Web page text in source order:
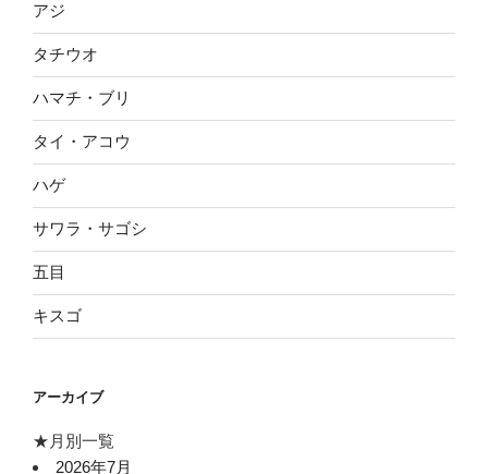
アジ
タチウオ
ハマチ・ブリ
タイ・アコウ
ハゲ
サワラ・サゴシ
五目
キスゴ
アーカイブ
★月別一覧
2026年7月